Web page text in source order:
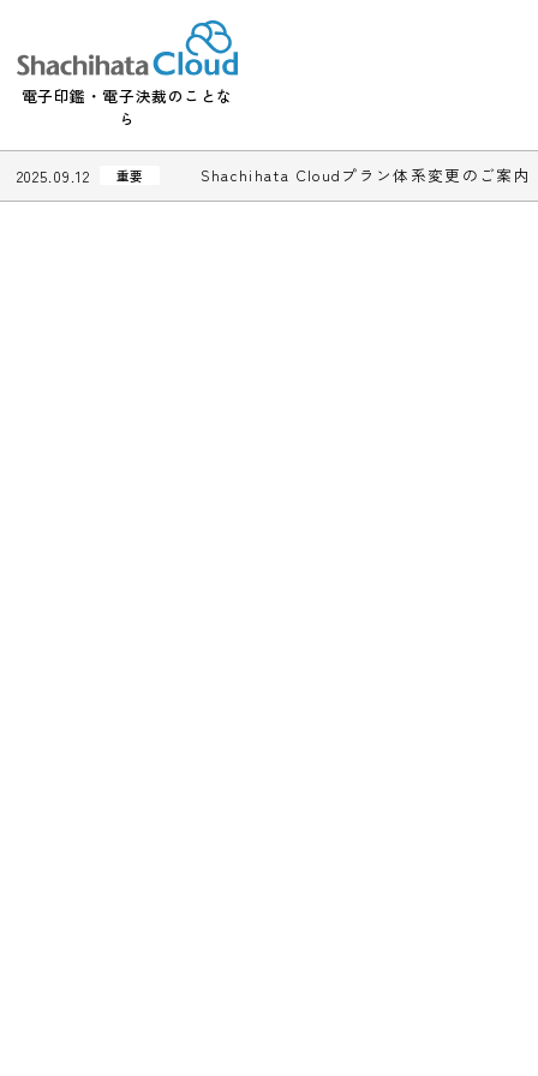
電子印鑑・電子決裁のことな
ら
2025.09.12 Shachihata Cloudプラン体系変更の